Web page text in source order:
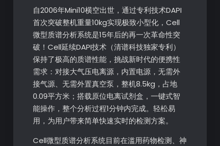
自2006年Mini10横空出世，通过专利技术DAPI
首次突破整机重量10kg实现极致小型化，Cell
微型质谱分析系统是15年后的再一次革命性突
破！Cell延续DAPI技术（清谱科技独家专利）
保持了极高的质谱性能，挑战新时代的便携性
需求：对接大气压电离源，内置电源，无需外
接气源、无需外置真空泵，整机8.5kg，占地
0.09平方米；搭载原位电离试剂盒，一键式智
能操作，整个分析过程1分钟内完成。轻松易
用，为用户带来简单快速实时的检测方案。
Cell微型质谱分析系统目前在滥用药物检测、神